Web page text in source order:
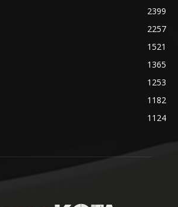
2399
2257
1521
1365
1253
1182
1124